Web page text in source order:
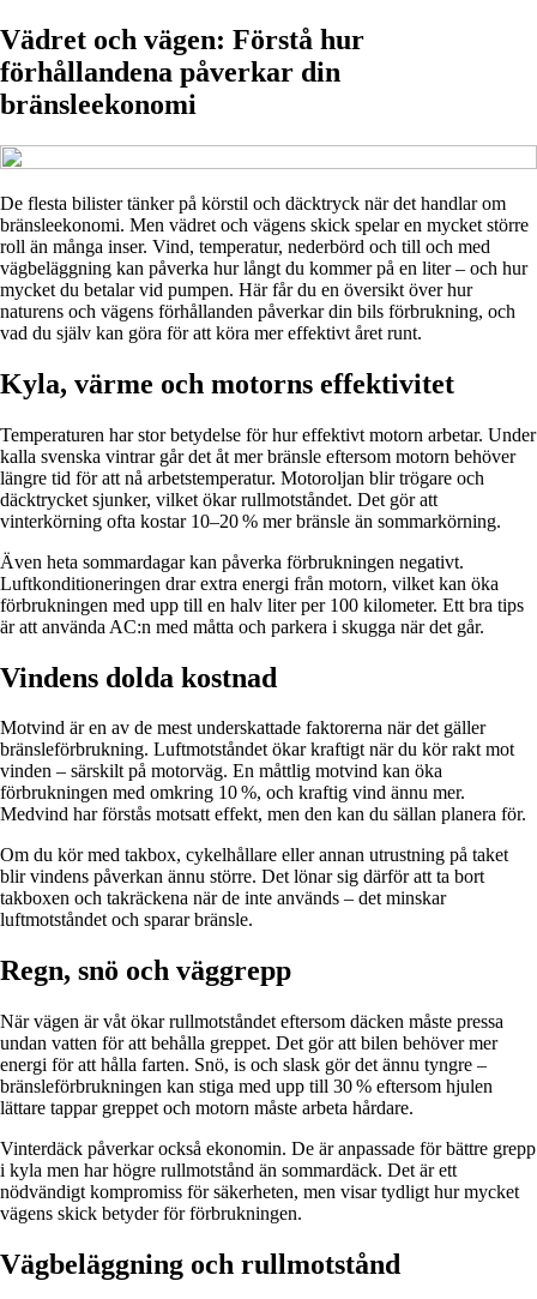
Vädret och vägen: Förstå hur
förhållandena påverkar din
bränsleekonomi
De flesta bilister tänker på körstil och däcktryck när det handlar om
bränsleekonomi. Men vädret och vägens skick spelar en mycket större
roll än många inser. Vind, temperatur, nederbörd och till och med
vägbeläggning kan påverka hur långt du kommer på en liter – och hur
mycket du betalar vid pumpen. Här får du en översikt över hur
naturens och vägens förhållanden påverkar din bils förbrukning, och
vad du själv kan göra för att köra mer effektivt året runt.
Kyla, värme och motorns effektivitet
Temperaturen har stor betydelse för hur effektivt motorn arbetar. Under
kalla svenska vintrar går det åt mer bränsle eftersom motorn behöver
längre tid för att nå arbetstemperatur. Motoroljan blir trögare och
däcktrycket sjunker, vilket ökar rullmotståndet. Det gör att
vinterkörning ofta kostar 10–20 % mer bränsle än sommarkörning.
Även heta sommardagar kan påverka förbrukningen negativt.
Luftkonditioneringen drar extra energi från motorn, vilket kan öka
förbrukningen med upp till en halv liter per 100 kilometer. Ett bra tips
är att använda AC:n med måtta och parkera i skugga när det går.
Vindens dolda kostnad
Motvind är en av de mest underskattade faktorerna när det gäller
bränsleförbrukning. Luftmotståndet ökar kraftigt när du kör rakt mot
vinden – särskilt på motorväg. En måttlig motvind kan öka
förbrukningen med omkring 10 %, och kraftig vind ännu mer.
Medvind har förstås motsatt effekt, men den kan du sällan planera för.
Om du kör med takbox, cykelhållare eller annan utrustning på taket
blir vindens påverkan ännu större. Det lönar sig därför att ta bort
takboxen och takräckena när de inte används – det minskar
luftmotståndet och sparar bränsle.
Regn, snö och väggrepp
När vägen är våt ökar rullmotståndet eftersom däcken måste pressa
undan vatten för att behålla greppet. Det gör att bilen behöver mer
energi för att hålla farten. Snö, is och slask gör det ännu tyngre –
bränsleförbrukningen kan stiga med upp till 30 % eftersom hjulen
lättare tappar greppet och motorn måste arbeta hårdare.
Vinterdäck påverkar också ekonomin. De är anpassade för bättre grepp
i kyla men har högre rullmotstånd än sommardäck. Det är ett
nödvändigt kompromiss för säkerheten, men visar tydligt hur mycket
vägens skick betyder för förbrukningen.
Vägbeläggning och rullmotstånd